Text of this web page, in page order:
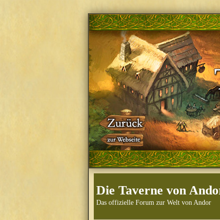
Die Taverne von
Das offizielle Forum zur Welt von Andor